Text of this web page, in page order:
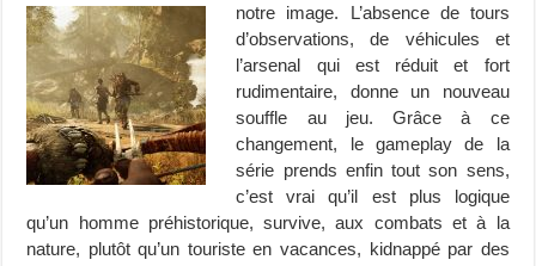
notre image. L’absence de tours
d’observations, de véhicules et
l’arsenal qui est réduit et fort
rudimentaire, donne un nouveau
souffle au jeu. Grâce à ce
changement, le gameplay de la
série prends enfin tout son sens,
c’est vrai qu’il est plus logique
qu’un homme préhistorique, survive, aux combats et à la
nature, plutôt qu’un touriste en vacances, kidnappé par des